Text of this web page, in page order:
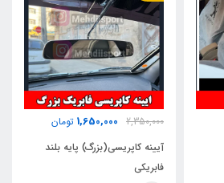
2,350,000
1,650,000 تومان
آیینه کاپریسی(بزرگ) پایه بلند
فابریکی